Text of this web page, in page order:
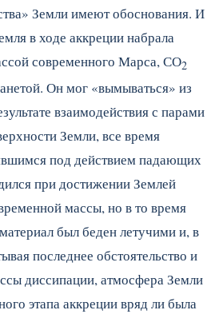
Земли имеют обоснования. И
в ходе аккреции набрала
современного Марса, СО2
Он мог «вымываться» из
взаимодействия с парами
Земли, все время
под действием падающих
при достижении Землей
массы, но в то время
был беден летучими и, в
последнее обстоятельство и
диссипации, атмосфера Земли
этапа аккреции вряд ли была